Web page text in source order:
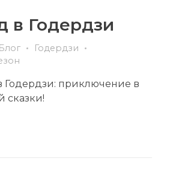
в Годердзи
Блог
Годердзи
Годердзи: приключение в
сказки!